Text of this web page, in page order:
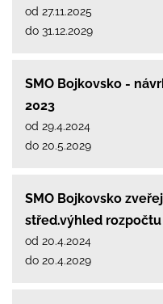
od 27.11.2025
do 31.12.2029
SMO Bojkovsko -
2023
od 29.4.2024
do 20.5.2029
SMO Bojkovsko
střed.výhled rozpočtu
od 20.4.2024
do 20.4.2029